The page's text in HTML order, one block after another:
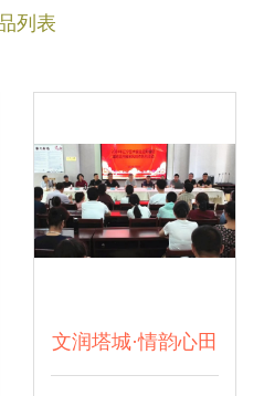
列表
文润塔城·情韵心田